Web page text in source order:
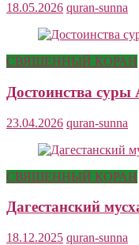
18.05.2026 quran-sunna
СВЯЩЕННЫЙ КОРАН
Достоинства
23.04.2026 quran-sunna
СВЯЩЕННЫЙ КОРАН
Дагестанский
18.12.2025 quran-sunna